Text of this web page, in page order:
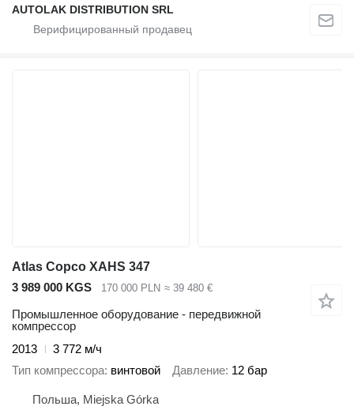
AUTOLAK DISTRIBUTION SRL
Atlas Copco XAHS 347
3 989 000 KGS
170 000 PLN ≈ 39 480 €
Промышленное оборудование - передвижной
компрессор
2013
3 772 м/ч
Тип компрессора винтовой Давление 12 бар
Польша, Miejska Górka